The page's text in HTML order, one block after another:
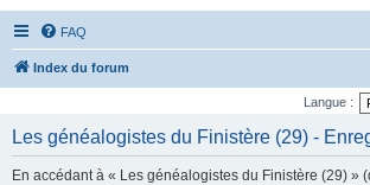
FAQ
Index du forum
Langue :
Les généalogistes du Finistère (29) -
En accédant à « Les généalogistes du Finistère (29) »